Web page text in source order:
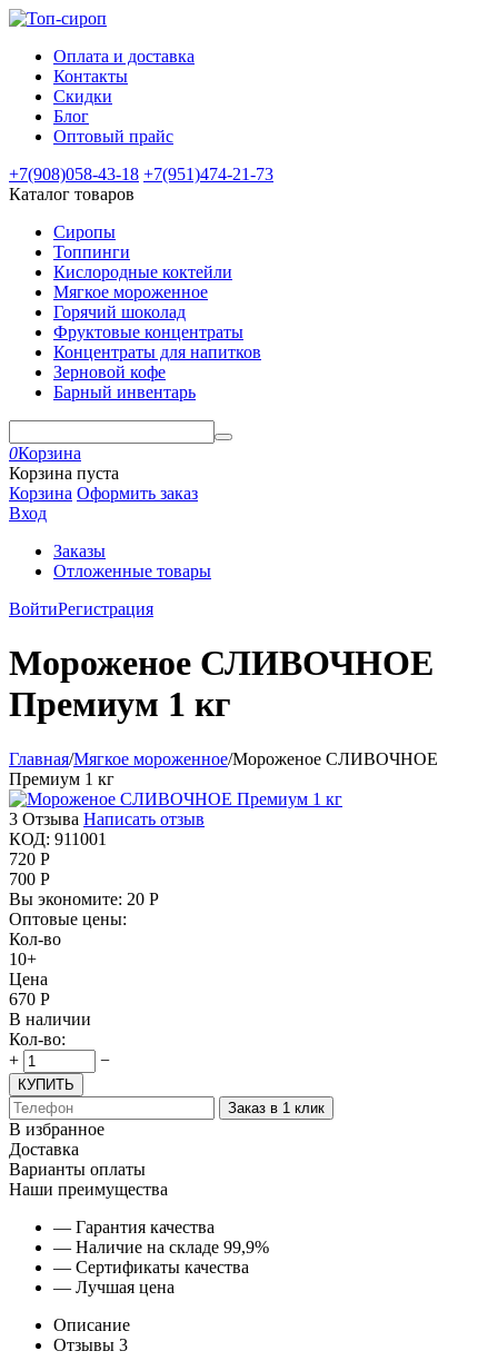
Оплата и доставка
Контакты
Скидки
Блог
Оптовый прайс
+7(908)058-43-18 +7(951)474-21-73
Каталог товаров
Сиропы
Топпинги
Кислородные коктейли
Мягкое мороженное
Горячий шоколад
Фруктовые концентраты
Концентраты для напитков
Зерновой кофе
Барный инвентарь
0Корзина
Корзина пуста
Корзина Оформить заказ
Вход
Заказы
Отложенные товары
ВойтиРегистрация
Мороженое СЛИВОЧНОЕ
Премиум 1 кг
Главная/Мягкое мороженное/Мороженое СЛИВОЧНОЕ
Премиум 1 кг
3 Отзыва Написать отзыв
КОД: 911001
720 Р
700 Р
Вы экономите: 20 Р
Оптовые цены:
Кол-во
10+
Цена
670 Р
В наличии
Кол-во:
+
−
КУПИТЬ
Заказ в 1 клик
В избранное
Доставка
Варианты оплаты
Наши преимущества
— Гарантия качества
— Наличие на складе 99,9%
— Сертификаты качества
— Лучшая цена
Описание
Отзывы 3